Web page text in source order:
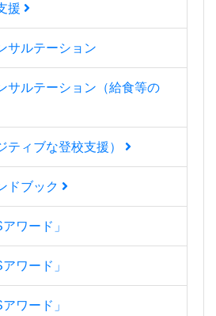
援
サルテーション
サルテーション（給食等の
ティブな登校支援）
ドブック
ワード」
ワード」
ワード」